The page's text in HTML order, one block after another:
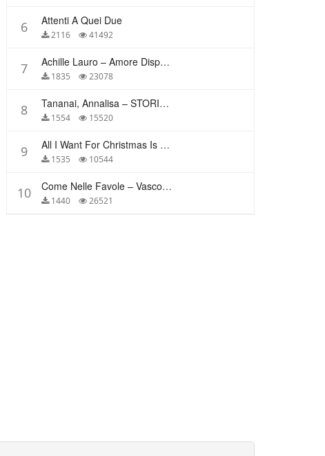
6 Attenti A Quei Due
2116 41492
7 Achille Lauro – Amore Disperato
1835 23078
8 Tananai, Annalisa – STORIE BREVI
1554 15520
9 All I Want For Christmas Is You – Mariah Carey
1535 10544
10 Come Nelle Favole – Vasco Rossi
1440 26521